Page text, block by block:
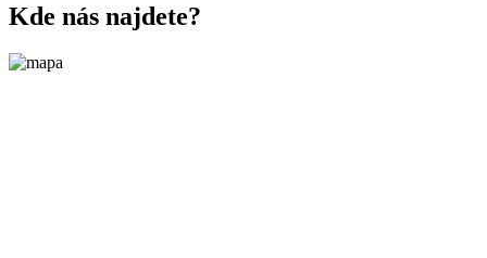
Kde nás najdete?